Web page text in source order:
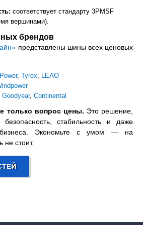
соответствует стандарту 3PMSF
вершинами).
брендов
представлены шины всех ценовых
, Tyrex, LEAO
Goodyear, Continental
только вопрос цены. Это решение,
безопасность, стабильность и даже
бизнеса. Экономьте с умом — на
не стоит.